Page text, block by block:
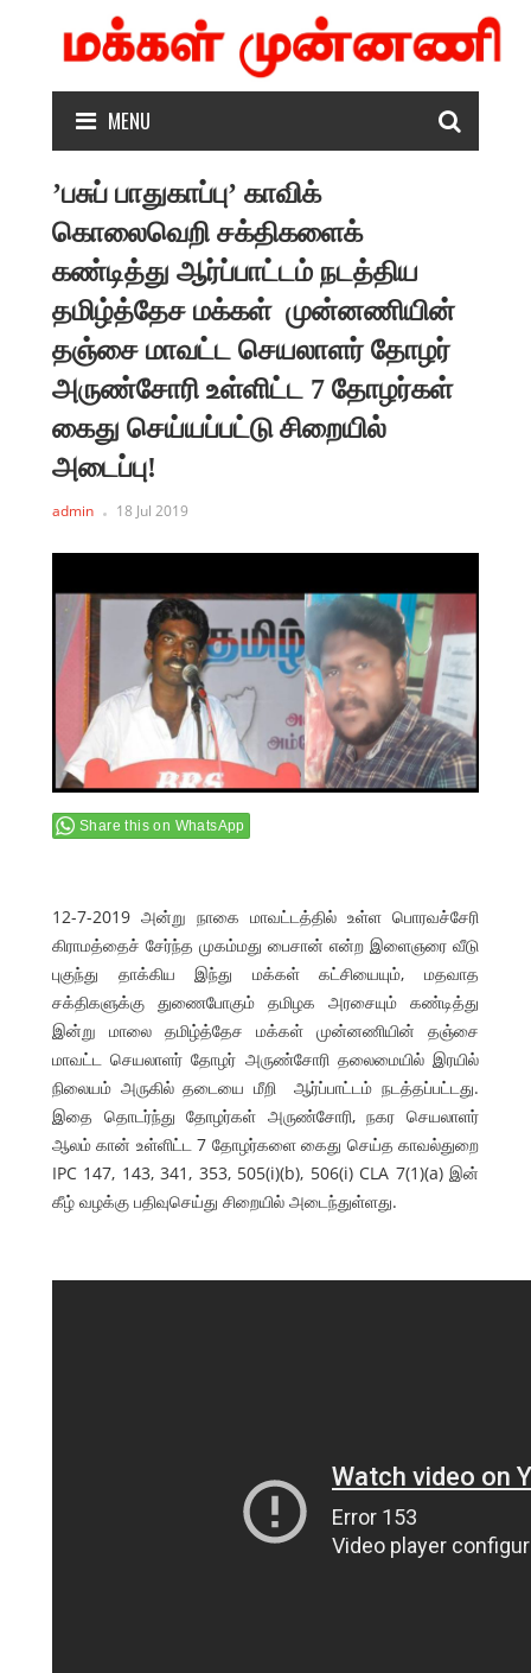
MENU
’பசுப் பாதுகாப்பு’ காவிக்
கொலைவெறி சக்திகளைக்
கண்டித்து ஆர்ப்பாட்டம் நடத்திய
தமிழ்த்தேச மக்கள் முன்னணியின்
தஞ்சை மாவட்ட செயலாளர் தோழர்
அருண்சோரி உள்ளிட்ட 7 தோழர்கள்
கைது செய்யப்பட்டு சிறையில்
அடைப்பு!
admin 18 Jul 2019
Share this on WhatsApp
12-7-2019 அன்று நாகை மாவட்டத்தில் உள்ள பொரவச்சேரி
கிராமத்தைச் சேர்ந்த முகம்மது பைசான் என்ற இளைஞரை வீடு
புகுந்து தாக்கிய இந்து மக்கள் கட்சியையும், மதவாத
சக்திகளுக்கு துணைபோகும் தமிழக அரசையும் கண்டித்து
இன்று மாலை தமிழ்த்தேச மக்கள் முன்னணியின் தஞ்சை
மாவட்ட செயலாளர் தோழர் அருண்சோரி தலைமையில் இரயில்
நிலையம் அருகில் தடையை மீறி ஆர்ப்பாட்டம் நடத்தப்பட்டது.
இதை தொடர்ந்து தோழர்கள் அருண்சோரி, நகர செயலாளர்
ஆலம் கான் உள்ளிட்ட 7 தோழர்களை கைது செய்த காவல்துறை
IPC 147, 143, 341, 353, 505(i)(b), 506(i) CLA 7(1)(a) இன்
கீழ் வழக்கு பதிவுசெய்து சிறையில் அடைந்துள்ளது.